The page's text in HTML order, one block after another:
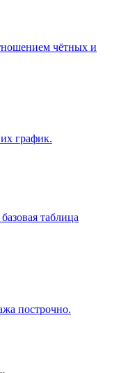
чётных и
график.
таблица
построчно.